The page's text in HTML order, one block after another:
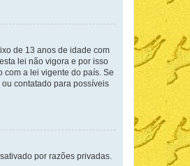
de 13 anos de idade com
lei não vigora e por isso
a lei vigente do país. Se
contatado para possíveis
por razões privadas.